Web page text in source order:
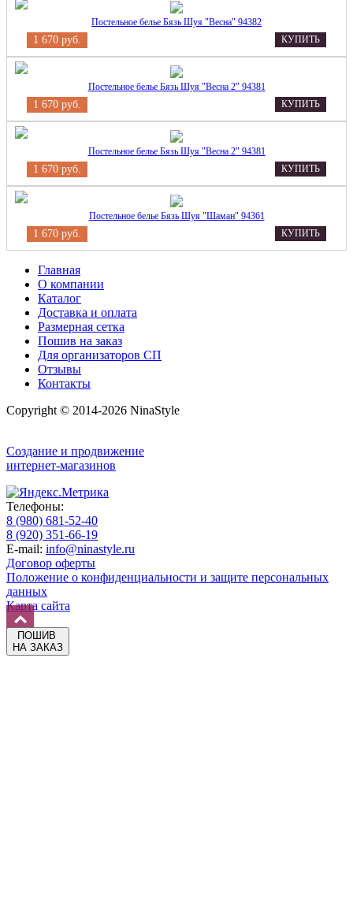
Постельное белье Бязь Шуя "Весна" 94382
1 670 руб. КУПИТЬ
Постельное белье Бязь Шуя "Весна 2" 94381
1 670 руб. КУПИТЬ
Постельное белье Бязь Шуя "Весна 2" 94381
1 670 руб. КУПИТЬ
Постельное белье Бязь Шуя "Шаман" 94361
1 670 руб. КУПИТЬ
Главная
О компании
Каталог
Доставка и оплата
Размерная сетка
Пошив на заказ
Для организаторов СП
Отзывы
Контакты
Copyright © 2014-2026 NinaStyle
Создание и продвижение
интернет-магазинов
Телефоны:
8 (980) 681-52-40
8 (920) 351-66-19
E-mail: info@ninastyle.ru
Договор оферты
Положение о конфиденциальности и защите персональных
данных
Карта сайта
ПОШИВ
НА ЗАКАЗ